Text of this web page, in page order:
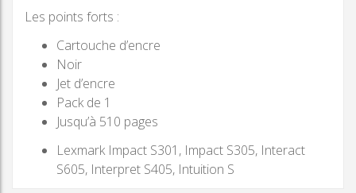
Les points forts :
Cartouche d’encre
Noir
Jet d’encre
Pack de 1
Jusqu’à 510 pages
Lexmark Impact S301, Impact S305, Interact
S605, Interpret S405, Intuition S